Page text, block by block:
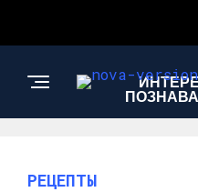
РЕЦЕПТЫ